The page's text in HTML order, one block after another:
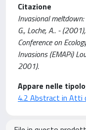
Citazione
Invasional meltdown:
G., Loche, A.. -
Conference on
Invasions (EMAPi)
2001).
Appare nelle
4.2 Abstract in Atti